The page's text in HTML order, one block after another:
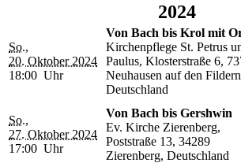
2024
So.,
20. Oktober 2024
18:00 Uhr
Von Bach bis Krol mit
Kirchenpflege St. Petrus
Paulus, Klosterstraße 6,
Neuhausen auf den
Deutschland
So.,
27. Oktober 2024
17:00 Uhr
Von Bach bis Gershwin
Ev. Kirche Zierenberg,
Poststraße 13, 34289
Zierenberg, Deutschland